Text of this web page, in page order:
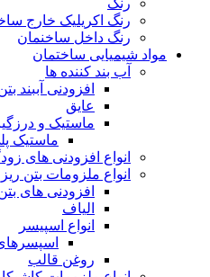
رنگ
رنگ اکریلیک خارج
رنگ داخل ساخنمان
مواد شیمیایی ساختمان
آب بند کننده ها
افزودنی آببند
عایق
ماستیک و
ماستیک
انواع افزودنی های
انواع ملزومات بتن
افزودنی های
الیاف
انواع اسپیسر
روغن قالب